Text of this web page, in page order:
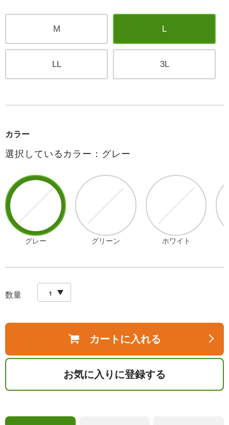
M L
LL 3L
カラー
選択しているカラー：グレー
グレー グリーン ホワイト
数量
カートに入れる
お気に入りに登録する